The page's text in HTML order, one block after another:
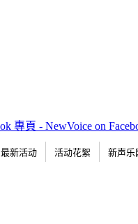
最新活动 活动花絮 新声乐